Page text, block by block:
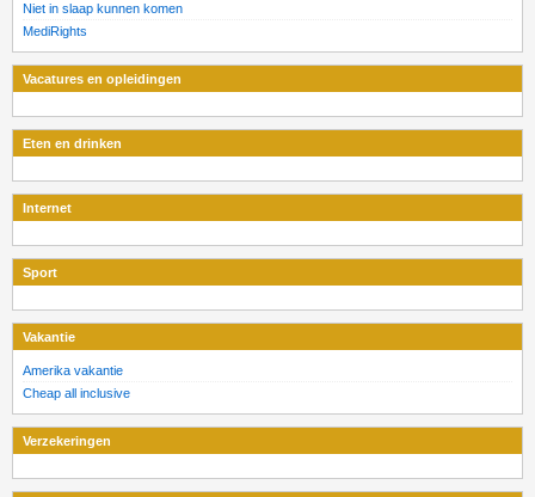
Niet in slaap kunnen komen
MediRights
Vacatures en opleidingen
Eten en drinken
Internet
Sport
Vakantie
Amerika vakantie
Cheap all inclusive
Verzekeringen